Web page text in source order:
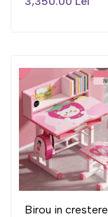
Birou in crestere